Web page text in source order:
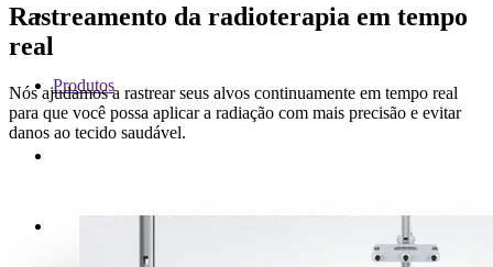
Produtos
Rastreamento da radioterapia em tempo
real
Nós ajudamos a rastrear seus alvos continuamente em tempo real
para que você possa aplicar a radiação com mais precisão e evitar
danos ao tecido saudável.